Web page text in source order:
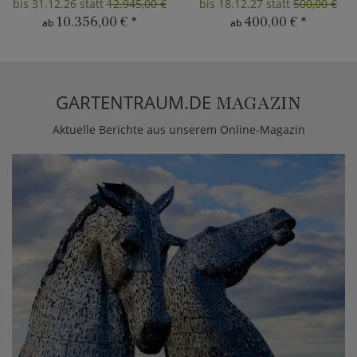
bis 31.12.26 statt12.945,00 €
ab 10.356,00 € *
bis 18.12.27 statt500,00 €
ab 400,00 € *
GARTENTRAUM.DE MAGAZIN
Aktuelle Berichte aus unserem Online-Magazin